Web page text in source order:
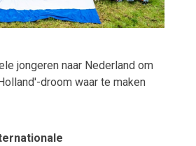
jongeren naar Nederland om
droom waar te maken